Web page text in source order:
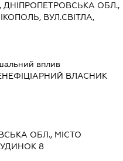
ДНІПРОПЕТРОВСЬКА ОБЛ.,
ВУЛ.СВІТЛА,
вплив
ВЛАСНИК
ОБЛ., МІСТО
8